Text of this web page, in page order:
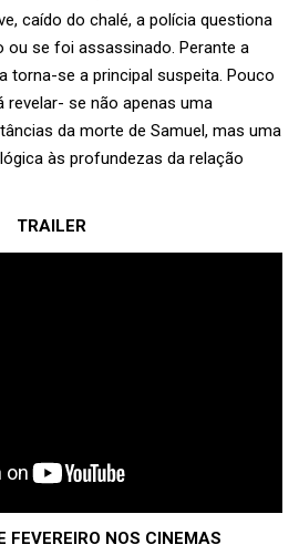
caído do chalé, a polícia questiona
se foi assassinado. Perante a
torna-se a principal suspeita. Pouco
revelar- se não apenas uma
da morte de Samuel, mas uma
às profundezas da relação
TRAILER
FEVEREIRO NOS CINEMAS